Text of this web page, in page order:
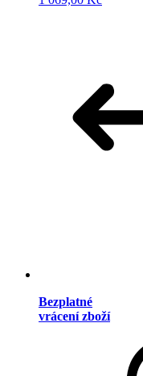
Bezplatné
vrácení zboží